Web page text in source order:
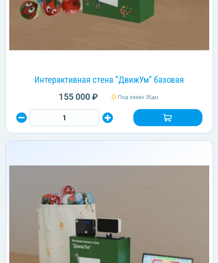
Интерактивная стена "ДвижУм" базовая
155 000 ₽ Под заказ 35дн.